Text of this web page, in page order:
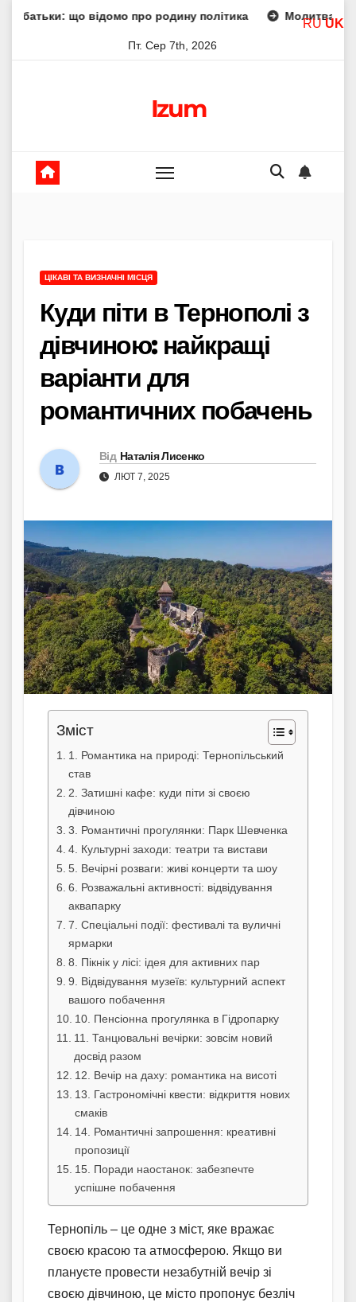
Skip
про родину політика Молитва пресвятої
Пт. Сер 7th, 2026
Izum
ЦІКАВІ ТА ВИЗНАЧНІ МІСЦЯ
Куди піти в Тернополі з
дівчиною: найкращі
варіанти для
романтичних побачень
Від Наталія Лисенко
ЛЮТ 7, 2025
Зміст
1. Романтика на природі: Тернопільський
став
2. Затишні кафе: куди піти зі своєю
дівчиною
3. Романтичні прогулянки: Парк Шевченка
4. Культурні заходи: театри та вистави
5. Вечірні розваги: живі концерти та шоу
6. Розважальні активності: відвідування
аквапарку
7. Спеціальні події: фестивалі та вуличні
ярмарки
8. Пікнік у лісі: ідея для активних пар
9. Відвідування музеїв: культурний аспект
вашого побачення
10. Пенсіонна прогулянка в Гідропарку
11. Танцювальні вечірки: зовсім новий
досвід разом
12. Вечір на даху: романтика на висоті
13. Гастрономічні квести: відкриття нових
смаків
14. Романтичні запрошення: креативні
пропозиції
15. Поради наостанок: забезпечте
успішне побачення
Тернопіль – це одне з міст, яке вражає
своєю красою та атмосферою. Якщо ви
плануєте провести незабутній вечір зі
своєю дівчиною, це місто пропонує безліч
RU UK